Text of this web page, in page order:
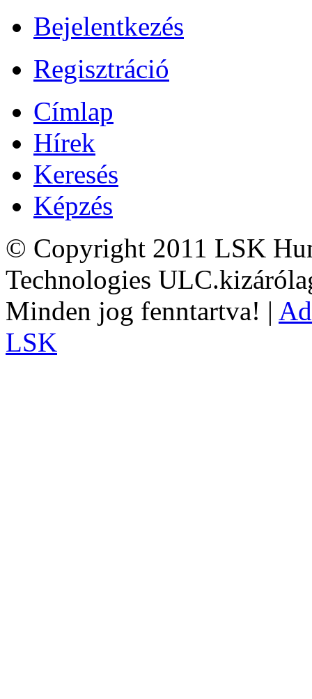
Bejelentkezés
Regisztráció
Címlap
Hírek
Keresés
Képzés
© Copyright 2011 LSK
Technologies
Minden jog fenntartva! |
LSK